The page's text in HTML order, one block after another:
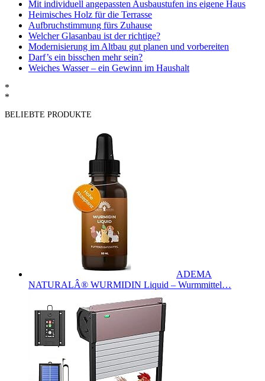
Mit individuell angepassten Ausbaustufen ins eigene Haus
Heimisches Holz für die Terrasse
Aufbruchstimmung fürs Zuhause
Welcher Glasanbau ist der richtige?
Modernisierung im Altbau gut planen und vorbereiten
Darf’s ein bisschen mehr sein?
Weiches Wasser – ein Gewinn im Haushalt
*
*
BELIEBTE PRODUKTE
ADEMA
NATURALÂ® WURMIDIN Liquid – Wurmmittel…